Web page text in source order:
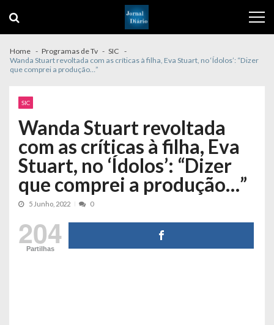
navigation
content
Home Programas de Tv
SIC
Wanda Stuart revoltada com as críticas à filha, Eva Stuart, no ‘Ídolos’: “Dizer
que comprei a produção…”
SIC
Wanda Stuart revoltada
com as críticas à filha, Eva
Stuart, no ‘Ídolos’: “Dizer
que comprei a produção…”
5 Junho, 2022 0
204
Partilhas